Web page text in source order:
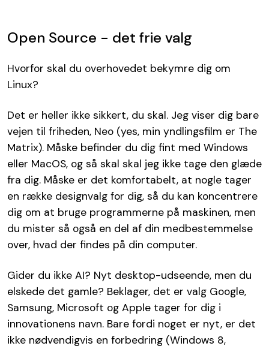
Open Source - det frie valg
Hvorfor skal du overhovedet bekymre dig om
Linux?
Det er heller ikke sikkert, du skal. Jeg viser dig bare
vejen til friheden, Neo (yes, min yndlingsfilm er The
Matrix). Måske befinder du dig fint med Windows
eller MacOS, og så skal skal jeg ikke tage den glæde
fra dig. Måske er det komfortabelt, at nogle tager
en række designvalg for dig, så du kan koncentrere
dig om at bruge programmerne på maskinen, men
du mister så også en del af din medbestemmelse
over, hvad der findes på din computer.
Gider du ikke AI? Nyt desktop-udseende, men du
elskede det gamle? Beklager, det er valg Google,
Samsung, Microsoft og Apple tager for dig i
innovationens navn. Bare fordi noget er nyt, er det
ikke nødvendigvis en forbedring (Windows 8,